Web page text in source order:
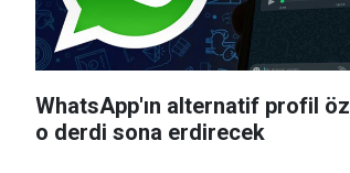
WhatsApp'ın alternatif profil
o derdi sona erdirecek